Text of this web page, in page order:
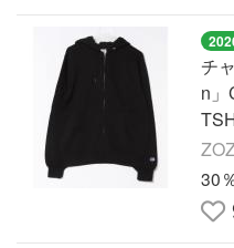
チ
n
オ
30